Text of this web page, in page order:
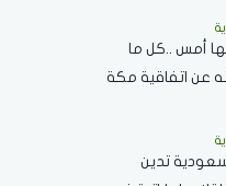
أمس ..كل ما
عن اتفاقية مكة
السلام
تدين